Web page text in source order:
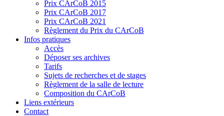
Prix CArCoB 2015
Prix CArCoB 2017
Prix CArCoB 2021
Règlement du Prix du CArCoB
Infos pratiques
Accès
Déposer ses archives
Tarifs
Sujets de recherches et de stages
Règlement de la salle de lecture
Composition du CArCoB
Liens extérieurs
Contact